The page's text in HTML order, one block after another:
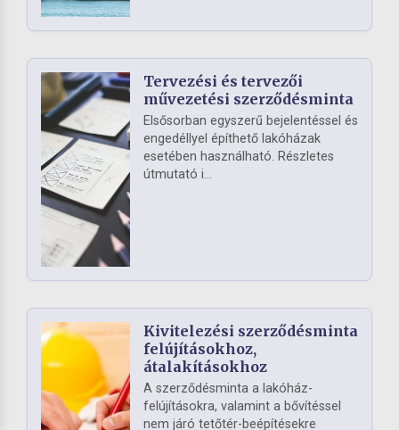
Tervezési és tervezői
művezetési szerződésminta
Elsősorban egyszerű bejelentéssel és
engedéllyel építhető lakóházak
esetében használható. Részletes
útmutató i...
Kivitelezési szerződésminta
felújításokhoz,
átalakításokhoz
A szerződésminta a lakóház-
felújításokra, valamint a bővítéssel
nem járó tetőtér-beépítésekre